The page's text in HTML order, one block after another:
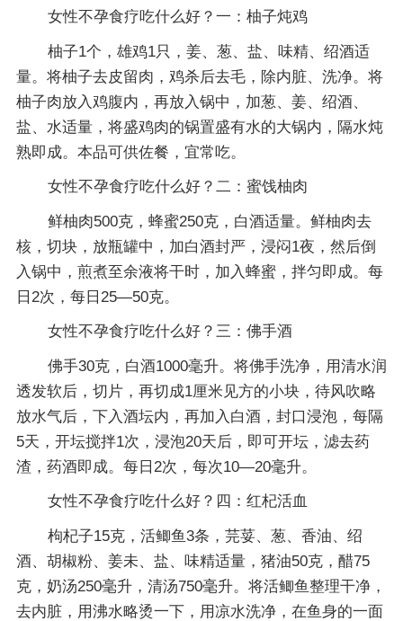
女性不孕食疗吃什么好？一：柚子炖鸡
柚子1个，雄鸡1只，姜、葱、盐、味精、绍酒适
量。将柚子去皮留肉，鸡杀后去毛，除内脏、洗净。将
柚子肉放入鸡腹内，再放入锅中，加葱、姜、绍酒、
盐、水适量，将盛鸡肉的锅置盛有水的大锅内，隔水炖
熟即成。本品可供佐餐，宜常吃。
女性不孕食疗吃什么好？二：蜜饯柚肉
鲜柚肉500克，蜂蜜250克，白酒适量。鲜柚肉去
核，切块，放瓶罐中，加白酒封严，浸闷1夜，然后倒
入锅中，煎煮至余液将干时，加入蜂蜜，拌匀即成。每
日2次，每日25—50克。
女性不孕食疗吃什么好？三：佛手酒
佛手30克，白酒1000毫升。将佛手洗净，用清水润
透发软后，切片，再切成1厘米见方的小块，待风吹略
放水气后，下入酒坛内，再加入白酒，封口浸泡，每隔
5天，开坛搅拌1次，浸泡20天后，即可开坛，滤去药
渣，药酒即成。每日2次，每次10—20毫升。
女性不孕食疗吃什么好？四：红杞活血
枸杞子15克，活鲫鱼3条，芫荽、葱、香油、绍
酒、胡椒粉、姜未、盐、味精适量，猪油50克，醋75
克，奶汤250毫升，清汤750毫升。将活鲫鱼整理干净，
去内脏，用沸水略烫一下，用凉水洗净，在鱼身的一面